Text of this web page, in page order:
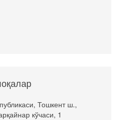
Тошкент ш.,
кўчаси, 1